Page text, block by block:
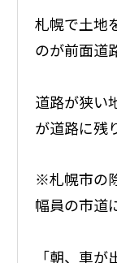
札幌で土地
のが前面道
道路が狭い
が道路に残
※札幌市の
幅員の市道
「朝、車